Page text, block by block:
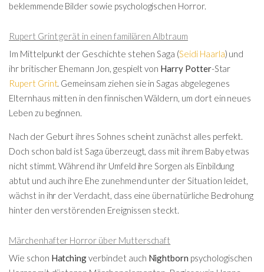
beklemmende Bilder sowie psychologischen Horror.
Rupert Grint gerät in einen familiären Albtraum
Im Mittelpunkt der Geschichte stehen Saga (Seidi Haarla) und
ihr britischer Ehemann Jon, gespielt von Harry Potter-Star
Rupert Grint. Gemeinsam ziehen sie in Sagas abgelegenes
Elternhaus mitten in den finnischen Wäldern, um dort ein neues
Leben zu beginnen.
Nach der Geburt ihres Sohnes scheint zunächst alles perfekt.
Doch schon bald ist Saga überzeugt, dass mit ihrem Baby etwas
nicht stimmt. Während ihr Umfeld ihre Sorgen als Einbildung
abtut und auch ihre Ehe zunehmend unter der Situation leidet,
wächst in ihr der Verdacht, dass eine übernatürliche Bedrohung
hinter den verstörenden Ereignissen steckt.
Märchenhafter Horror über Mutterschaft
Wie schon Hatchingverbindet auch Nightborn psychologischen